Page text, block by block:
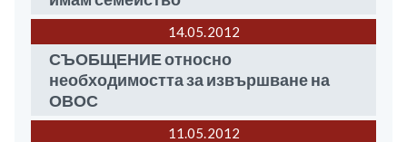
14.05 2012
СЪОБЩЕНИЕ относно
необходимостта за извършване на
ОВОС
11.05 2012